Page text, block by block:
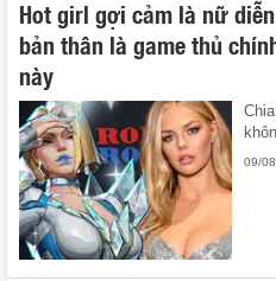
Hot girl gợi cảm là nữ
bản thân là game thủ
này
09/